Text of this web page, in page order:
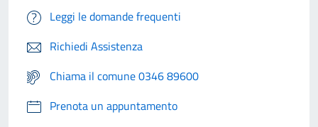
Leggi le domande frequenti
Richiedi Assistenza
Chiama il comune 0346 89600
Prenota un appuntamento